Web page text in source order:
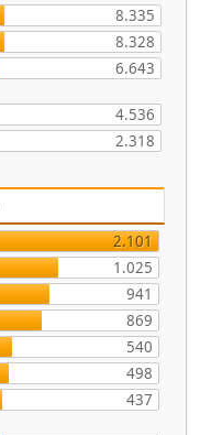
8.335
8.328
6.643
4.536
2.318
2.101
1.025
941
869
540
498
437